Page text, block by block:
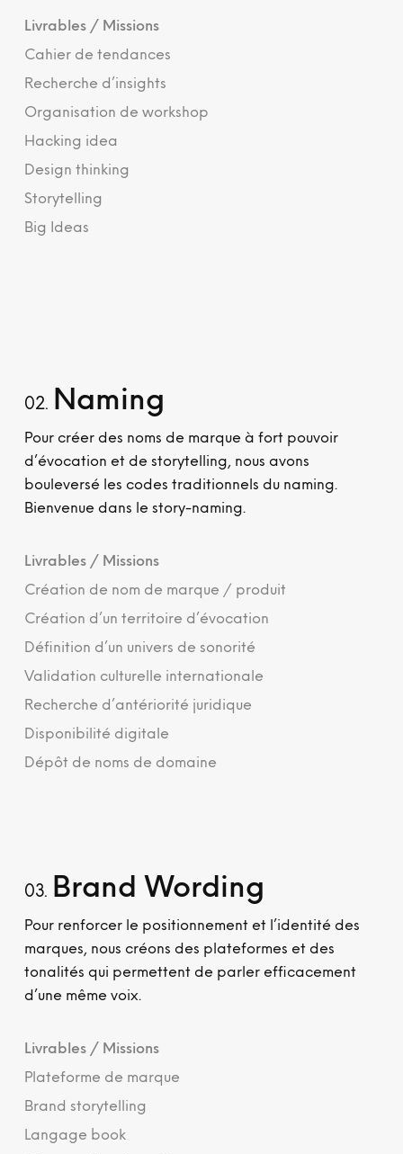
Livrables / Missions
Cahier de tendances
Recherche d’insights
Organisation de workshop
Hacking idea
Design thinking
Storytelling
Big Ideas
02. Naming
Pour créer des noms de marque à fort pouvoir
d’évocation et de storytelling, nous avons
bouleversé les codes traditionnels du naming.
Bienvenue dans le story-naming.
Livrables / Missions
Création de nom de marque / produit
Création d’un territoire d’évocation
Définition d’un univers de sonorité
Validation culturelle internationale
Recherche d’antériorité juridique
Disponibilité digitale
Dépôt de noms de domaine
03. Brand Wording
Pour renforcer le positionnement et l’identité des
marques, nous créons des plateformes et des
tonalités qui permettent de parler efficacement
d’une même voix.
Livrables / Missions
Plateforme de marque
Brand storytelling
Langage book